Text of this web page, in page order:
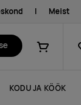
| Meist
KODU JA KÖÖK